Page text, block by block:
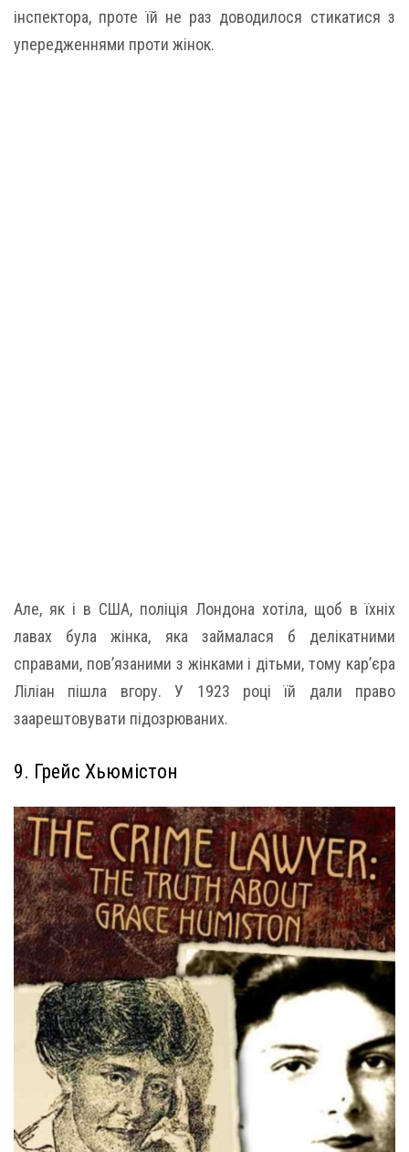
інспектора, проте їй не раз доводилося стикатися з
упередженнями проти жінок.
Але, як і в США, поліція Лондона хотіла, щоб в їхніх
лавах була жінка, яка займалася б делікатними
справами, пов’язаними з жінками і дітьми, тому кар’єра
Ліліан пішла вгору. У 1923 році їй дали право
заарештовувати підозрюваних.
9. Грейс Хьюмістон